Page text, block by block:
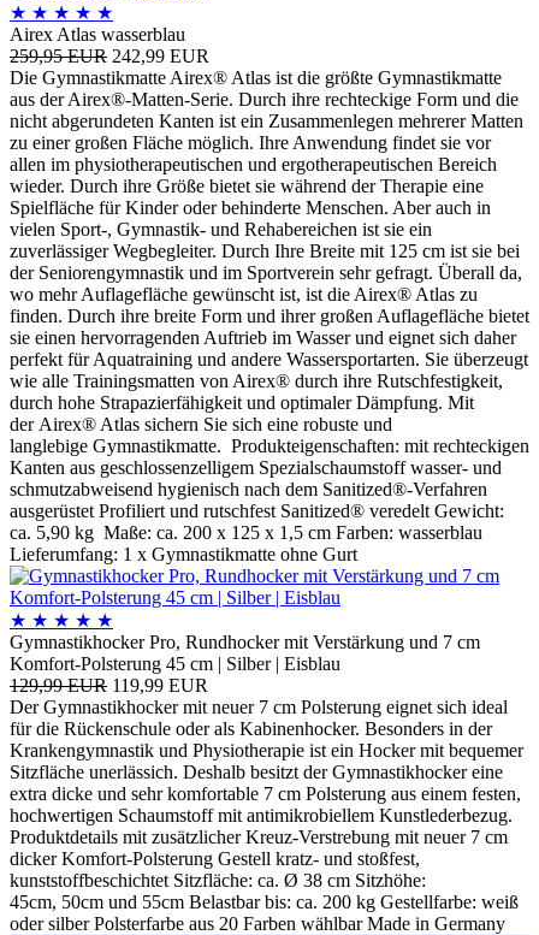
★ ★ ★ ★ ★
Airex Atlas wasserblau
259,95 EUR 242,99 EUR
Die Gymnastikmatte Airex® Atlas ist die größte Gymnastikmatte
aus der Airex®-Matten-Serie. Durch ihre rechteckige Form und die
nicht abgerundeten Kanten ist ein Zusammenlegen mehrerer Matten
zu einer großen Fläche möglich. Ihre Anwendung findet sie vor
allen im physiotherapeutischen und ergotherapeutischen Bereich
wieder. Durch ihre Größe bietet sie während der Therapie eine
Spielfläche für Kinder oder behinderte Menschen. Aber auch in
vielen Sport-, Gymnastik- und Rehabereichen ist sie ein
zuverlässiger Wegbegleiter. Durch Ihre Breite mit 125 cm ist sie bei
der Seniorengymnastik und im Sportverein sehr gefragt. Überall da,
wo mehr Auflagefläche gewünscht ist, ist die Airex® Atlas zu
finden. Durch ihre breite Form und ihrer großen Auflagefläche bietet
sie einen hervorragenden Auftrieb im Wasser und eignet sich daher
perfekt für Aquatraining und andere Wassersportarten. Sie überzeugt
wie alle Trainingsmatten von Airex® durch ihre Rutschfestigkeit,
durch hohe Strapazierfähigkeit und optimaler Dämpfung. Mit
der Airex® Atlas sichern Sie sich eine robuste und
langlebige Gymnastikmatte. Produkteigenschaften: mit rechteckigen
Kanten aus geschlossenzelligem Spezialschaumstoff wasser- und
schmutzabweisend hygienisch nach dem Sanitized®-Verfahren
ausgerüstet Profiliert und rutschfest Sanitized® veredelt Gewicht:
ca. 5,90 kg Maße: ca. 200 x 125 x 1,5 cm Farben: wasserblau
Lieferumfang: 1 x Gymnastikmatte ohne Gurt
★ ★ ★ ★ ★
Gymnastikhocker Pro, Rundhocker mit Verstärkung und 7 cm
Komfort-Polsterung 45 cm | Silber | Eisblau
129,99 EUR 119,99 EUR
Der Gymnastikhocker mit neuer 7 cm Polsterung eignet sich ideal
für die Rückenschule oder als Kabinenhocker. Besonders in der
Krankengymnastik und Physiotherapie ist ein Hocker mit bequemer
Sitzfläche unerlässich. Deshalb besitzt der Gymnastikhocker eine
extra dicke und sehr komfortable 7 cm Polsterung aus einem festen,
hochwertigen Schaumstoff mit antimikrobiellem Kunstlederbezug.
Produktdetails mit zusätzlicher Kreuz-Verstrebung mit neuer 7 cm
dicker Komfort-Polsterung Gestell kratz- und stoßfest,
kunststoffbeschichtet Sitzfläche: ca. Ø 38 cm Sitzhöhe:
45cm, 50cm und 55cm Belastbar bis: ca. 200 kg Gestellfarbe: weiß
oder silber Polsterfarbe aus 20 Farben wählbar Made in Germany